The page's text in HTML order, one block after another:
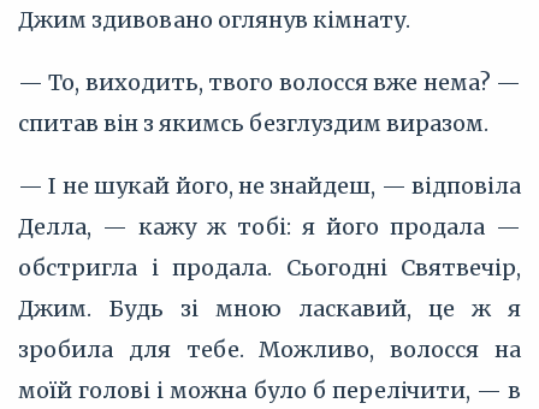
Джим здивовано оглянув кімнату.
— То, виходить, твого волосся вже нема? —
спитав він з якимсь безглуздим виразом.
— І не шукай його, не знайдеш, — відповіла
Делла, — кажу ж тобі: я його продала —
обстригла і продала. Сьогодні Святвечір,
Джим. Будь зі мною ласкавий, це ж я
зробила для тебе. Можливо, волосся на
моїй голові і можна було б перелічити, — в